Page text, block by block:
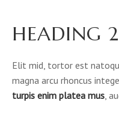
HEADING 2
Elit mid, tortor est
magna arcu rhoncus
turpis enim platea mus ,